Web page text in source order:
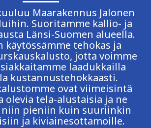
Maarakennus Jalonen
Suoritamme kallio- ja
Länsi-Suomen alueella.
käytössämme tehokas ja
jotta voimme
laadukkailla
kustannustehokkaasti.
ovat viimeisintä
olevia tela-alustaisia ja ne
niin pieniin kuin suuriinkin
ja kiviainesottamoille.